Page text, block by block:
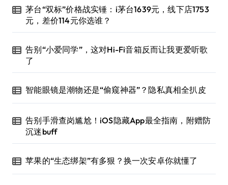
茅台“双标”价格战实锤：i茅台1639元，线下店1753
元，差价114元你选谁？
告别“小爱同学”，这对Hi-Fi音箱反而让我更爱听歌
了
智能眼镜是潮物还是“偷窥神器”？隐私真相全扒皮
告别手滑查岗尴尬！iOS隐藏App最全指南，附赠防
沉迷buff
苹果的“生态绑架”有多狠？换一次安卓你就懂了